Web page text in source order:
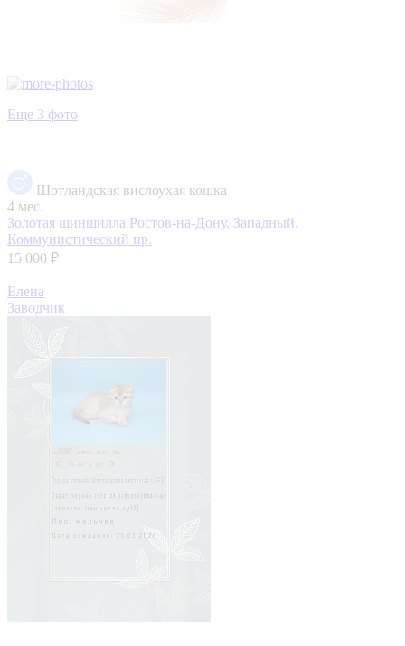
Еще 3 фото
Шотландская вислоухая кошка
4 мес.
Золотая шиншилла Ростов-на-Дону, Западный,
Коммунистический пр.
15 000 ₽
Елена
Заводчик